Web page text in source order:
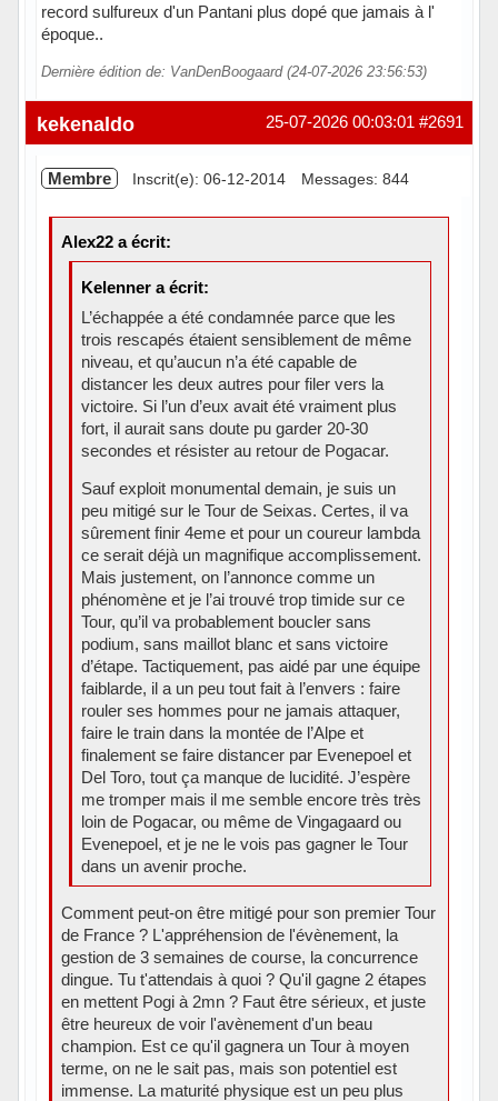
record sulfureux d'un Pantani plus dopé que jamais à l'
époque..
Dernière édition de: VanDenBoogaard (24-07-2026 23:56:53)
En ligne #2691
25-07-2026 00:03:01
kekenaldo
Membre Inscrit(e): 06-12-2014 Messages: 844
Alex22 a écrit:
Kelenner a écrit:
L’échappée a été condamnée parce que les
trois rescapés étaient sensiblement de même
niveau, et qu’aucun n’a été capable de
distancer les deux autres pour filer vers la
victoire. Si l’un d’eux avait été vraiment plus
fort, il aurait sans doute pu garder 20-30
secondes et résister au retour de Pogacar.
Sauf exploit monumental demain, je suis un
peu mitigé sur le Tour de Seixas. Certes, il va
sûrement finir 4eme et pour un coureur lambda
ce serait déjà un magnifique accomplissement.
Mais justement, on l’annonce comme un
phénomène et je l’ai trouvé trop timide sur ce
Tour, qu’il va probablement boucler sans
podium, sans maillot blanc et sans victoire
d’étape. Tactiquement, pas aidé par une équipe
faiblarde, il a un peu tout fait à l’envers : faire
rouler ses hommes pour ne jamais attaquer,
faire le train dans la montée de l’Alpe et
finalement se faire distancer par Evenepoel et
Del Toro, tout ça manque de lucidité. J’espère
me tromper mais il me semble encore très très
loin de Pogacar, ou même de Vingagaard ou
Evenepoel, et je ne le vois pas gagner le Tour
dans un avenir proche.
Comment peut-on être mitigé pour son premier Tour
de France ? L'appréhension de l'évènement, la
gestion de 3 semaines de course, la concurrence
dingue. Tu t'attendais à quoi ? Qu'il gagne 2 étapes
en mettent Pogi à 2mn ? Faut être sérieux, et juste
être heureux de voir l'avènement d'un beau
champion. Est ce qu'il gagnera un Tour à moyen
terme, on ne le sait pas, mais son potentiel est
immense. La maturité physique est un peu plus